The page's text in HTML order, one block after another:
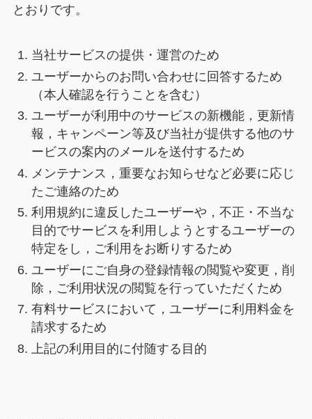
とおりです。
当社サービスの提供・運営のため
ユーザーからのお問い合わせに回答するため
（本人確認を行うことを含む）
ユーザーが利用中のサービスの新機能，更新情
報，キャンペーン等及び当社が提供する他のサ
ービスの案内のメールを送付するため
メンテナンス，重要なお知らせなど必要に応じ
たご連絡のため
利用規約に違反したユーザーや，不正・不当な
目的でサービスを利用しようとするユーザーの
特定をし，ご利用をお断りするため
ユーザーにご自身の登録情報の閲覧や変更，削
除，ご利用状況の閲覧を行っていただくため
有料サービスにおいて，ユーザーに利用料金を
請求するため
上記の利用目的に付随する目的